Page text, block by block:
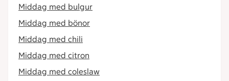
Middag med bulgur
Middag med bönor
Middag med chili
Middag med citron
Middag med coleslaw